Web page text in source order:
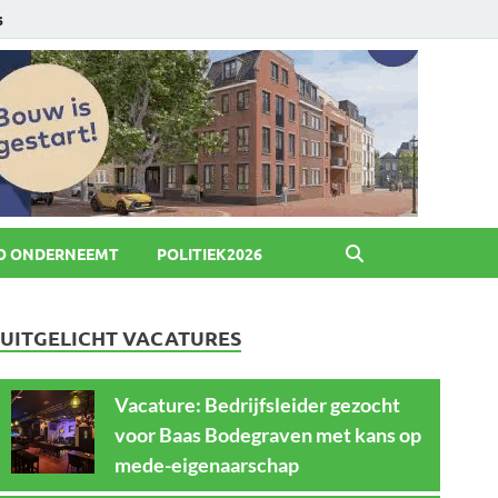
ONDERNEEMT POLITIEK2026
UITGELICHT VACATURES
Vacature: Bedrijfsleider gezocht
voor Baas Bodegraven met kans op
mede-eigenaarschap